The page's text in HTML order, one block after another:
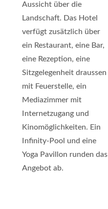
Aussicht über die
Landschaft. Das Hotel
verfügt zusätzlich über
ein Restaurant, eine Bar,
eine Rezeption, eine
Sitzgelegenheit draussen
mit Feuerstelle, ein
Mediazimmer mit
Internetzugang und
Kinomöglichkeiten. Ein
Infinity-Pool und eine
Yoga Pavillon runden das
Angebot ab.